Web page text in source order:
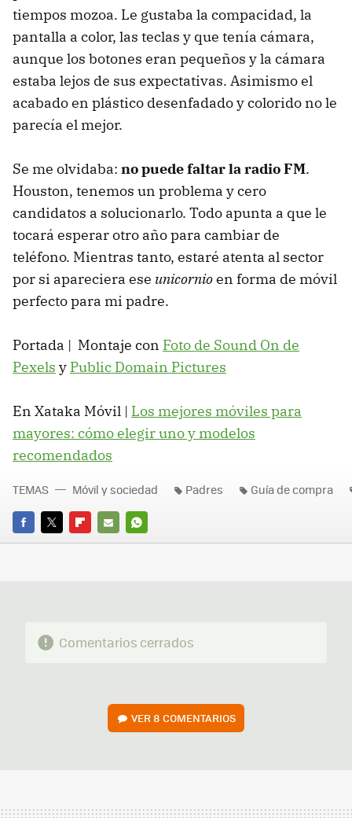
tiempos mozoa. Le gustaba la compacidad, la
pantalla a color, las teclas y que tenía cámara,
aunque los botones eran pequeños y la cámara
estaba lejos de sus expectativas. Asimismo el
acabado en plástico desenfadado y colorido no le
parecía el mejor.
Se me olvidaba: no puede faltar la radio FM.
Houston, tenemos un problema y cero
candidatos a solucionarlo. Todo apunta a que le
tocará esperar otro año para cambiar de
teléfono. Mientras tanto, estaré atenta al sector
por si apareciera ese unicornioen forma de móvil
perfecto para mi padre.
Portada | Montaje con Foto de Sound On de
Pexels y Public Domain Pictures
En Xataka Móvil | Los mejores móviles para
mayores: cómo elegir uno y modelos
recomendados
FACEBOOK
TWITTERFLIPBOARD
E-
WHATSAPP
TEMAS Móvil y sociedad Padres Guía de compra
Comentarios cerrados
VER8 COMENTARIOS